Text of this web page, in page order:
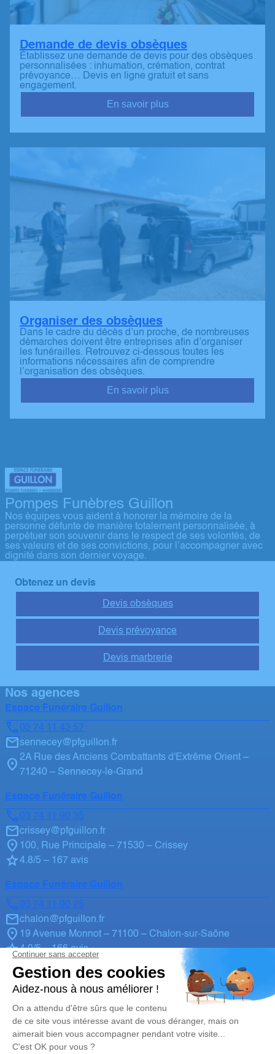
Demande de devis obsèques
Établissez une demande de devis pour des obsèques
personnalisées : inhumation, crémation, contrat
prévoyance… Devis en ligne gratuit et sans
engagement.
En savoir plus
Organiser des obsèques
Dans le cadre du décès d’un proche, de nombreuses
démarches doivent être entreprises afin d’organiser
les funérailles. Retrouvez ci-dessous toutes les
informations nécessaires afin de comprendre
l’organisation des obsèques.
En savoir plus
Pompes Funèbres Guillon
Nos équipes vous aident à honorer la mémoire de la
personne défunte de manière totalement personnalisée, à
perpétuer son souvenir dans le respect de ses volontés, de
ses valeurs et de ses convictions, pour l’accompagner avec
dignité dans son dernier voyage.
Obtenez un devis
Devis obsèques
Devis prévoyance
Devis marbrerie
Nos agences
Espace Funéraire Guillon
03 74 11 43 57
sennecey@pfguillon.fr
2A Rue des Anciens Combattants d'Extrême Orient –
71240 – Sennecey-le-Grand
Espace Funéraire Guillon
03 74 11 90 35
crissey@pfguillon.fr
100, Rue Principale – 71530 – Crissey
4.8/5 – 167 avis
Espace Funéraire Guillon
03 74 11 90 75
chalon@pfguillon.fr
19 Avenue Monnot – 71100 – Chalon-sur-Saône
4.9/5 – 166 avis
Espace Funéraire Guillon
03 74 11 89 43
stgengoux@pfguillon.fr
18, route de Chalon – 71460 – Saint-Gengoux-Le-
National
4.9/5 – 113 avis